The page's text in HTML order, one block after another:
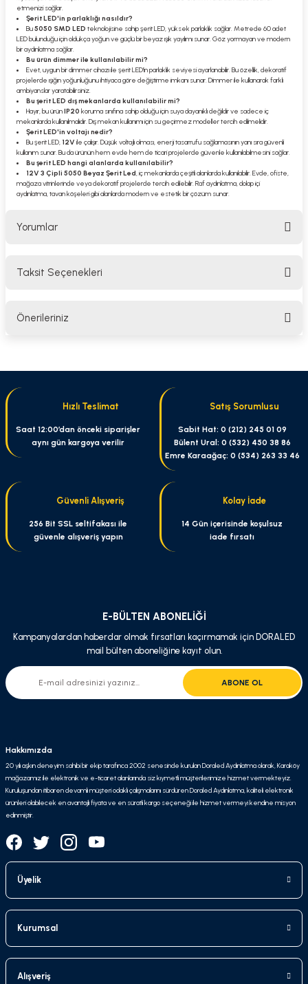
etmenizi sağlar.
Şerit LED'in parlaklığı nasıldır?
Bu5050 SMD LED teknolojisine sahip şerit LED, yüksek parlaklık sağlar. Metrede 60 adet
LED bulunduğu için oldukça yoğun ve güçlü bir beyaz ışık yayılımı sunar. Göz yormayan ve modern
bir aydınlatma sağlar.
Bu ürün dimmer ile kullanılabilir mi?
Evet, uygun bir dimmer cihazı ile şerit LED'in parlaklık seviyesi ayarlanabilir. Bu özellik, dekoratif
projelerde ışığın yoğunluğunu ihtiyaca göre değiştirme imkanı sunar. Dimmer ile kullanarak farklı
ambiyanslar yaratabilirsiniz.
Bu şerit LED dış mekanlarda kullanılabilir mi?
Hayır, bu ürünIP20 koruma sınıfına sahip olduğu için suya dayanıklı değildir ve sadece iç
mekanlarda kullanılmalıdır. Dış mekan kullanımı için su geçirmez modeller tercih edilmelidir.
Şerit LED'in voltajı nedir?
Bu şerit LED, 12V ile çalışır. Düşük voltajlı olması, enerji tasarrufu sağlamasının yanı sıra güvenli
kullanım sunar. Bu da ürünün hem evde hem de ticari projelerde güvenle kullanılabilmesini sağlar.
Bu şerit LED hangi alanlarda kullanılabilir?
12V 3 Çipli 5050 Beyaz Şerit Led, iç mekanlarda çeşitli alanlarda kullanılabilir. Evde, ofiste,
mağaza vitrinlerinde veya dekoratif projelerde tercih edilebilir. Raf aydınlatma, dolap içi
aydınlatma, tavan köşeleri gibi alanlarda modern ve estetik bir çözüm sunar.
Yorumlar
Taksit Seçenekleri
Önerileriniz
Görüş ve önerileriniz için teşekkür ederiz.
Ürün resmi kalitesiz, bozuk veya görüntülenemiyor.
Ürün açıklamasında eksik bilgiler bulunuyor.
Ürün fiyatı diğer sitelerden daha pahalı.
Bu ürüne benzer farklı alternatifler olmalı.
Hızlı Teslimat
Saat 12:00’dan önceki siparişler
aynı gün kargoya verilir
Satış Sorumlusu
Sabit Hat: 0 (212) 245 01 09
Bülent Ural: 0 (532) 450 38 86
Emre Karaağaç: 0 (534) 263 33 46
Güvenli Alışveriş
256 Bit SSL seltifakası ile
güvenle alışveriş yapın
Kolay İade
14 Gün içerisinde koşulsuz
iade fırsatı
E-BÜLTEN ABONELİĞİ
Kampanyalardan haberdar olmak fırsatları kaçırmamak için DORALED
mail bülten aboneliğine kayıt olun.
ABONE OL
Hakkımızda
20 yılı aşkın deneyim sahibi bir ekip tarafınca 2002 senesinde kurulan Doraled Aydınlatma olarak, Karaköy
mağazamız ile elektronik ve e-ticaret alanlarında siz kıymetli müşterilerimize hizmet vermekteyiz.
Kuruluşundan itibaren devamlı müşteri odaklı çalışmalarını sürdüren Doraled Aydınlatma, kaliteli elektronik
ürünleri olabilecek en avantajlı fiyata ve en süratli kargo seçeneği ile hizmet vermeyi kendine misyon
edinmiştir.
Üyelik
Kurumsal
Alışveriş